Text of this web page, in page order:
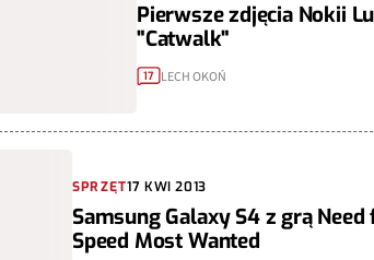
Pierwsze zdjęcia Nokii
"Catwalk"
17 LECH OKOŃ
SPRZĘT17 KWI 2013
Samsung Galaxy S4 z grą Need
Speed Most Wanted